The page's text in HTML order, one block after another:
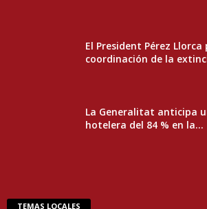
El President Pérez
coordinación de la
La Generalitat anticipa
hotelera del 84 % en la...
TEMAS LOCALES